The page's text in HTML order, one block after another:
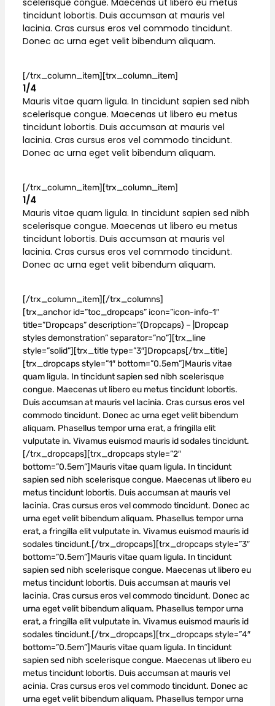
scelerisque congue. Maecenas ut libero eu metus
tincidunt lobortis. Duis accumsan at mauris vel
lacinia. Cras cursus eros vel commodo tincidunt.
Donec ac urna eget velit bibendum aliquam.
[/trx_column_item][trx_column_item]
1/4
Mauris vitae quam ligula. In tincidunt sapien sed nibh
scelerisque congue. Maecenas ut libero eu metus
tincidunt lobortis. Duis accumsan at mauris vel
lacinia. Cras cursus eros vel commodo tincidunt.
Donec ac urna eget velit bibendum aliquam.
[/trx_column_item][trx_column_item]
1/4
Mauris vitae quam ligula. In tincidunt sapien sed nibh
scelerisque congue. Maecenas ut libero eu metus
tincidunt lobortis. Duis accumsan at mauris vel
lacinia. Cras cursus eros vel commodo tincidunt.
Donec ac urna eget velit bibendum aliquam.
[/trx_column_item][/trx_columns]
[trx_anchor id=”toc_dropcaps” icon=”icon-info-1″
title=”Dropcaps” description=”{Dropcaps} – |Dropcap
styles demonstration” separator=”no”][trx_line
style=”solid”][trx_title type=”3″]Dropcaps[/trx_title]
[trx_dropcaps style=”1″ bottom=”0.5em”]Mauris vitae
quam ligula. In tincidunt sapien sed nibh scelerisque
congue. Maecenas ut libero eu metus tincidunt lobortis.
Duis accumsan at mauris vel lacinia. Cras cursus eros vel
commodo tincidunt. Donec ac urna eget velit bibendum
aliquam. Phasellus tempor urna erat, a fringilla elit
vulputate in. Vivamus euismod mauris id sodales tincidunt.
[/trx_dropcaps][trx_dropcaps style=”2″
bottom=”0.5em”]Mauris vitae quam ligula. In tincidunt
sapien sed nibh scelerisque congue. Maecenas ut libero eu
metus tincidunt lobortis. Duis accumsan at mauris vel
lacinia. Cras cursus eros vel commodo tincidunt. Donec ac
urna eget velit bibendum aliquam. Phasellus tempor urna
erat, a fringilla elit vulputate in. Vivamus euismod mauris id
sodales tincidunt.[/trx_dropcaps][trx_dropcaps style=”3″
bottom=”0.5em”]Mauris vitae quam ligula. In tincidunt
sapien sed nibh scelerisque congue. Maecenas ut libero eu
metus tincidunt lobortis. Duis accumsan at mauris vel
lacinia. Cras cursus eros vel commodo tincidunt. Donec ac
urna eget velit bibendum aliquam. Phasellus tempor urna
erat, a fringilla elit vulputate in. Vivamus euismod mauris id
sodales tincidunt.[/trx_dropcaps][trx_dropcaps style=”4″
bottom=”0.5em”]Mauris vitae quam ligula. In tincidunt
sapien sed nibh scelerisque congue. Maecenas ut libero eu
metus tincidunt lobortis. Duis accumsan at mauris vel
acinia. Cras cursus eros vel commodo tincidunt. Donec ac
urna eget velit bibendum aliquam. Phasellus tempor urna